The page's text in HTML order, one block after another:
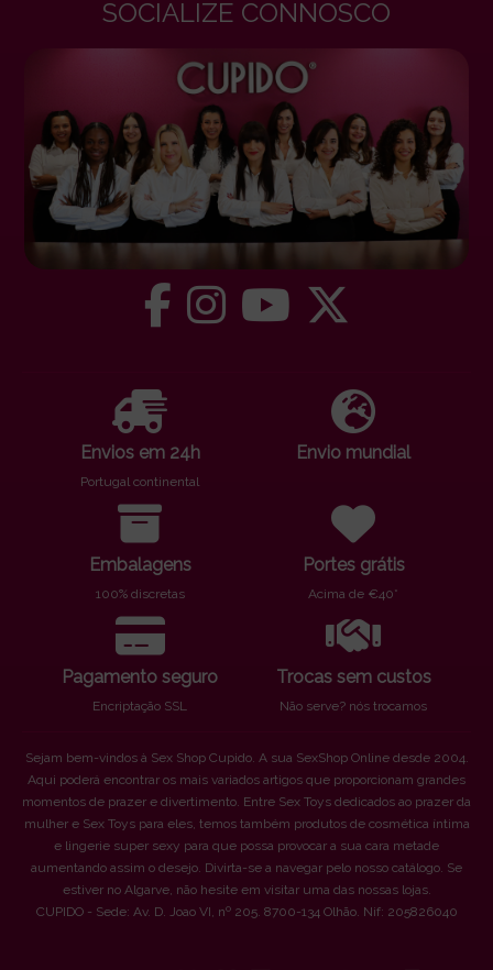
SOCIALIZE CONNOSCO
Envios em 24h
Portugal continental
Envio mundial
Embalagens
100% discretas
Portes grátis
Acima de €40*
Pagamento seguro
Encriptação SSL
Trocas sem custos
Não serve? nós trocamos
Sejam bem-vindos à Sex Shop Cupido. A sua SexShop Online desde 2004.
Aqui poderá encontrar os mais variados artigos que proporcionam grandes
momentos de prazer e divertimento. Entre Sex Toys dedicados ao prazer da
mulher e Sex Toys para eles, temos também produtos de cosmética íntima
e lingerie super sexy para que possa provocar a sua cara metade
aumentando assim o desejo. Divirta-se a navegar pelo nosso catálogo. Se
estiver no Algarve, não hesite em visitar uma das nossas lojas.
CUPIDO - Sede: Av. D. Joao VI, nº 205. 8700-134 Olhão. Nif: 205826040